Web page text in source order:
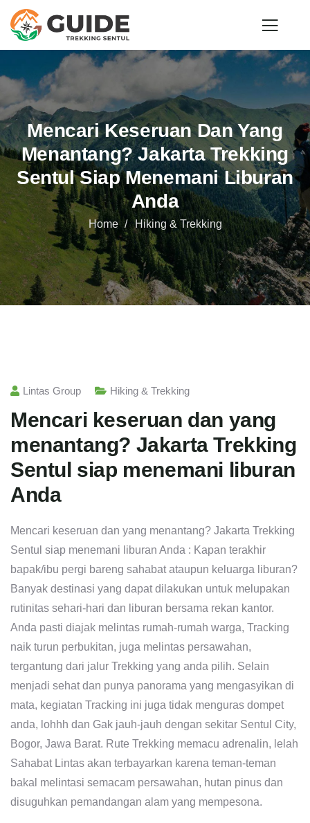
Mencari Keseruan Dan Yang
Menantang? Jakarta Trekking
Sentul Siap Menemani Liburan
Anda
Home Hiking & Trekking
Lintas Group Hiking & Trekking
Mencari keseruan dan yang
menantang? Jakarta Trekking
Sentul siap menemani liburan
Anda
Mencari keseruan dan yang menantang? Jakarta Trekking
Sentul siap menemani liburan Anda : Kapan terakhir
bapak/ibu pergi bareng sahabat ataupun keluarga liburan?
Banyak destinasi yang dapat dilakukan untuk melupakan
rutinitas sehari-hari dan liburan bersama rekan kantor.
Anda pasti diajak melintas rumah-rumah warga, Tracking
naik turun perbukitan, juga melintas persawahan,
tergantung dari jalur Trekking yang anda pilih. Selain
menjadi sehat dan punya panorama yang mengasyikan di
mata, kegiatan Tracking ini juga tidak menguras dompet
anda, lohhh dan Gak jauh-jauh dengan sekitar Sentul City,
Bogor, Jawa Barat. Rute Trekking memacu adrenalin, lelah
Sahabat Lintas akan terbayarkan karena teman-teman
bakal melintasi semacam persawahan, hutan pinus dan
disuguhkan pemandangan alam yang mempesona.